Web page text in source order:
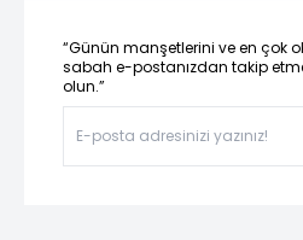
“Günün manşetlerini ve en çok
sabah e-postanızdan takip
olun.”